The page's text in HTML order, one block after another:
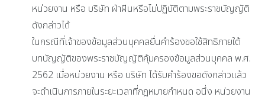
หน่วยงาน หรือ บริษัท ฝ่าฝืนหรือไม่ปฏิบัติตามพระราชบัญญัติ
ดังกล่าวได้
ในกรณีที่เจ้าของข้อมูลส่วนบุคคลยื่นคำร้องขอใช้สิทธิภายใต้
บทบัญญัติของพระราชบัญญัติคุ้มครองข้อมูลส่วนบุคคล พ.ศ.
2562 เมื่อหน่วยงาน หรือ บริษัท ได้รับคำร้องขอดังกล่าวแล้ว
จะดำเนินการภายในระยะเวลาที่กฎหมายกำหนด อนึ่ง หน่วยงาน